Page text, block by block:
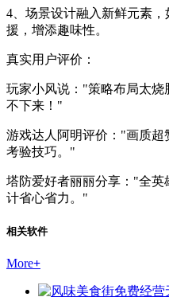
4、场景设计融入新鲜元素
援，增添趣味性。
真实用户评价：
玩家小风说："策略布局太
不下来！"
游戏达人阿明评价："画质
考验技巧。"
塔防爱好者丽丽分享："全
计省心省力。"
相关软件
More+